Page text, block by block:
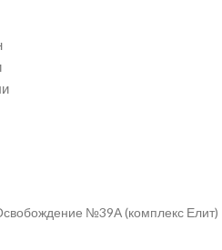
№39А (комплекс Елит)